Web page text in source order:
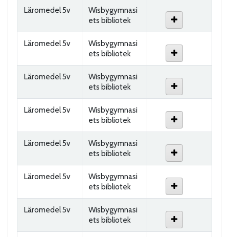
Läromedel 5v
Wisbygymnasi
ets bibliotek
Läromedel 5v
Wisbygymnasi
ets bibliotek
Läromedel 5v
Wisbygymnasi
ets bibliotek
Läromedel 5v
Wisbygymnasi
ets bibliotek
Läromedel 5v
Wisbygymnasi
ets bibliotek
Läromedel 5v
Wisbygymnasi
ets bibliotek
Läromedel 5v
Wisbygymnasi
ets bibliotek